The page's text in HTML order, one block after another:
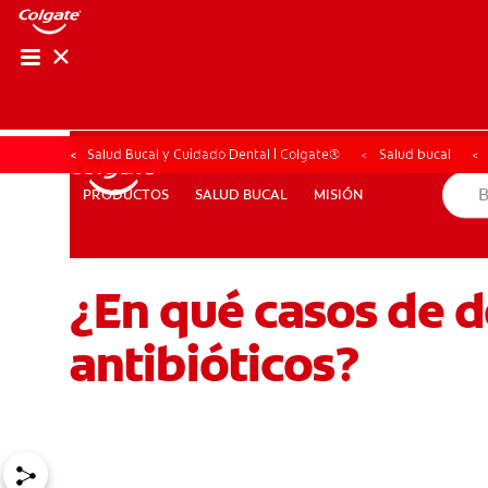
PRODUCTOS SALUD BUCAL MISIÓN
PROMOCIONES NI (ES) SUSCRÍBASE
PRODUCTOS SALUD BUCAL MISIÓN
CHEQUEO DE
Salud Bucal y Cuidado Dental | Colgate® Salud bucal
¿En qué casos de
antibióticos?